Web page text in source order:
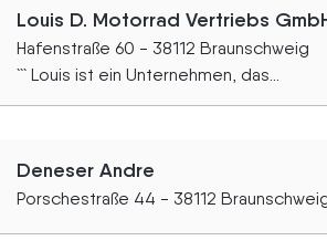
Louis D. Motorrad Vertriebs
Hafenstraße 60 - 38112 Braunschweig
``` Louis ist ein Unternehmen, das...
Deneser Andre
Porschestraße 44 - 38112